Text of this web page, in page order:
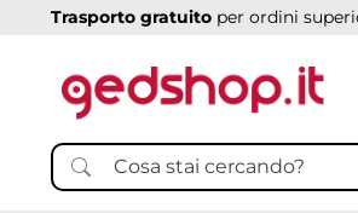
Trasporto gratuito per ordini